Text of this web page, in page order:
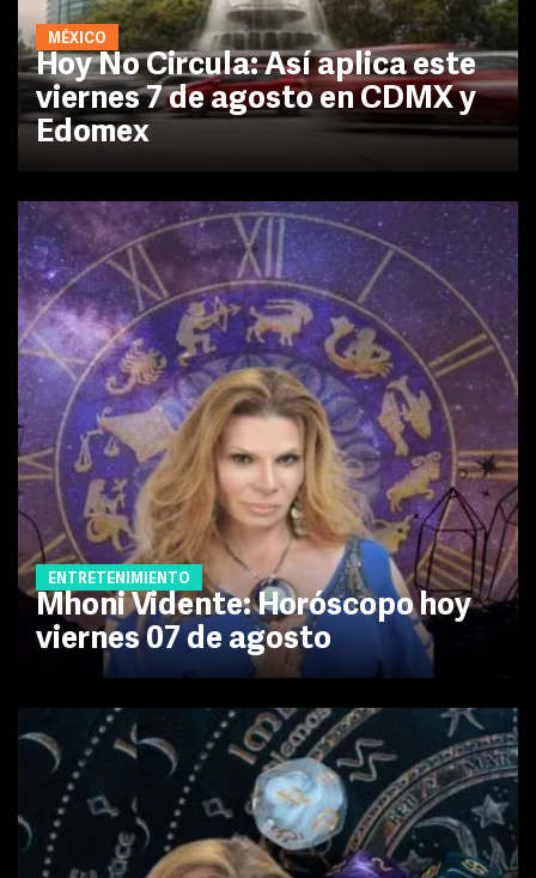
MÉXICO
Hoy No Circula: Así aplica este
viernes 7 de agosto en CDMX y
Edomex
ENTRETENIMIENTO
Mhoni Vidente: Horóscopo hoy
viernes 07 de agosto